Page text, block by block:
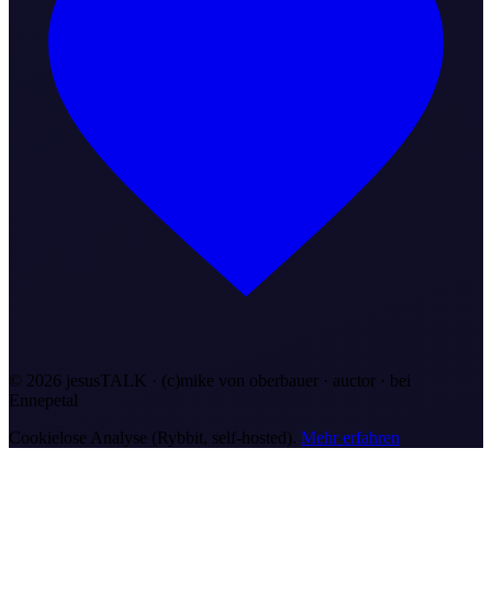
© 2026 jesusTALK · (c)mike von oberbauer · auctor · bei
Ennepetal
Cookielose Analyse (Rybbit, self-hosted). Mehr erfahren